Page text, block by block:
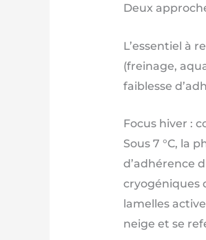
Deux
L’essentiel à
(freinage,
faiblesse
Focus hiver :
Sous 7 °C, la
d’adhérence
cryogéniques
lamelles
neige et se